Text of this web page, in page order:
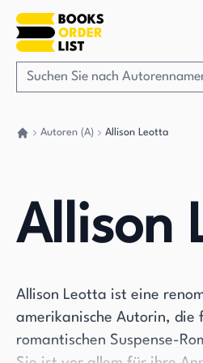
Autoren (A) Allison Leotta
Allison
Allison Leotta ist eine
amerikanische Autorin, die
romantischen Suspense-